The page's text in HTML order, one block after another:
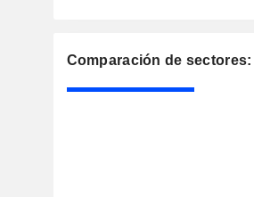
Comparación de sectores: